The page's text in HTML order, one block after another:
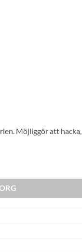
Möjliggör att hacka,